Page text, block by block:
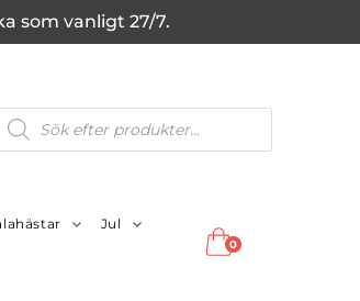
som vanligt 27/7.
Jul
0